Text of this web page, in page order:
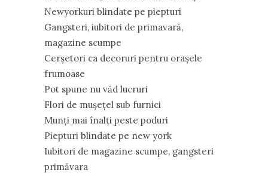
Newyorkuri blindate pe piepturi
Gangsteri, iubitori de primavară,
magazine scumpe
Cerşetori ca decoruri pentru oraşele
frumoase
Pot spune nu văd lucruri
Flori de mușețel sub furnici
Munți mai înalți peste poduri
Piepturi blindate pe new york
Iubitori de magazine scumpe, gangsteri
primăvara